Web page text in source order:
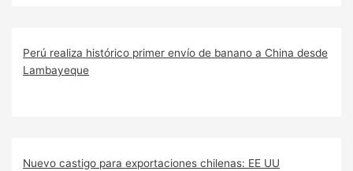
Perú realiza histórico primer envío de banano a China desde
Lambayeque
Nuevo castigo para exportaciones chilenas: EE UU